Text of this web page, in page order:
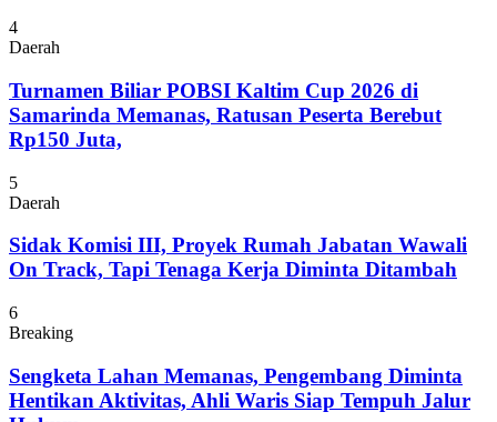
4
Daerah
Turnamen Biliar POBSI Kaltim Cup 2026 di
Samarinda Memanas, Ratusan Peserta Berebut
Rp150 Juta,
5
Daerah
Sidak Komisi III, Proyek Rumah Jabatan Wawali
On Track, Tapi Tenaga Kerja Diminta Ditambah
6
Breaking
Sengketa Lahan Memanas, Pengembang Diminta
Hentikan Aktivitas, Ahli Waris Siap Tempuh Jalur